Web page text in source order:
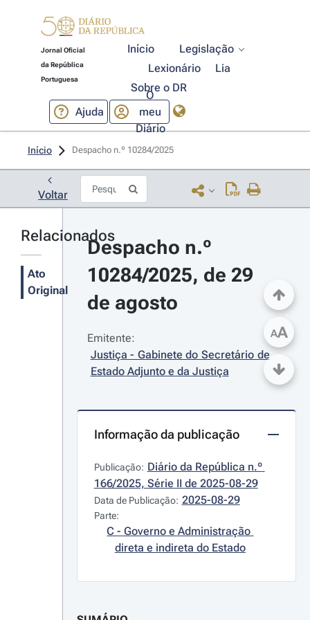
Jornal Oficial
da República
Portuguesa
Início
Legislação
Lexionário
Lia
Sobre o DR
Ajuda
O
meu
Diário
Início Despacho n.º 10284/2025
Voltar
Relacionados
Ato
Original
Despacho n.º
10284/2025, de 29
de agosto
Emitente:
Justiça - Gabinete do Secretário de
Estado Adjunto e da Justiça
Informação da publicação
Publicação: Diário da República n.º
166/2025, Série II de 2025-08-29
Data de Publicação: 2025-08-29
Parte:
C - Governo e Administração
direta e indireta do Estado
AA